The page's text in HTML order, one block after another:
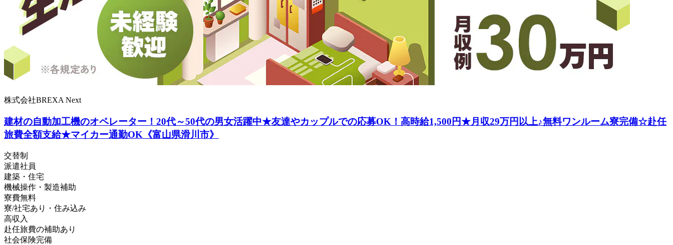
株式会社BREXA Next
建材の自動加工機のオペレーター！20代～50代の男女活躍中★友達やカップルでの応募OK！高時給1,500円★月収29万円以上♪無料ワンルーム寮完備☆赴任
旅費全額支給★マイカー通勤OK《富山県滑川市》
交替制
派遣社員
建築・住宅
機械操作・製造補助
寮費無料
寮/社宅あり・住み込み
高収入
赴任旅費の補助あり
社会保険完備